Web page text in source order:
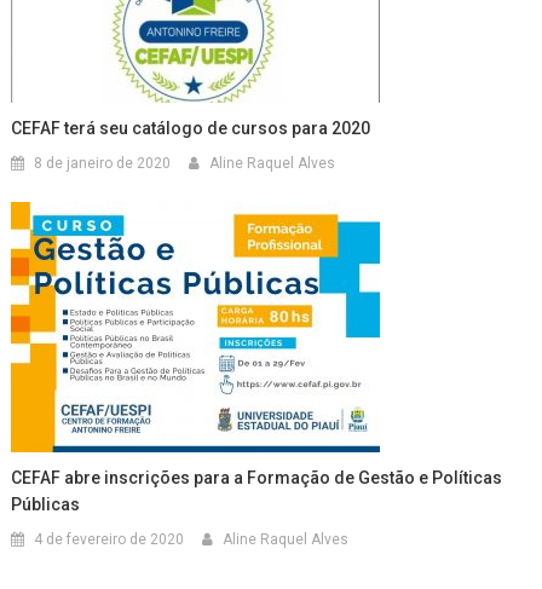
CEFAF terá seu catálogo de cursos para 2020
8 de janeiro de 2020 Aline Raquel Alves
CEFAF abre inscrições para a Formação de Gestão e Políticas
Públicas
4 de fevereiro de 2020 Aline Raquel Alves